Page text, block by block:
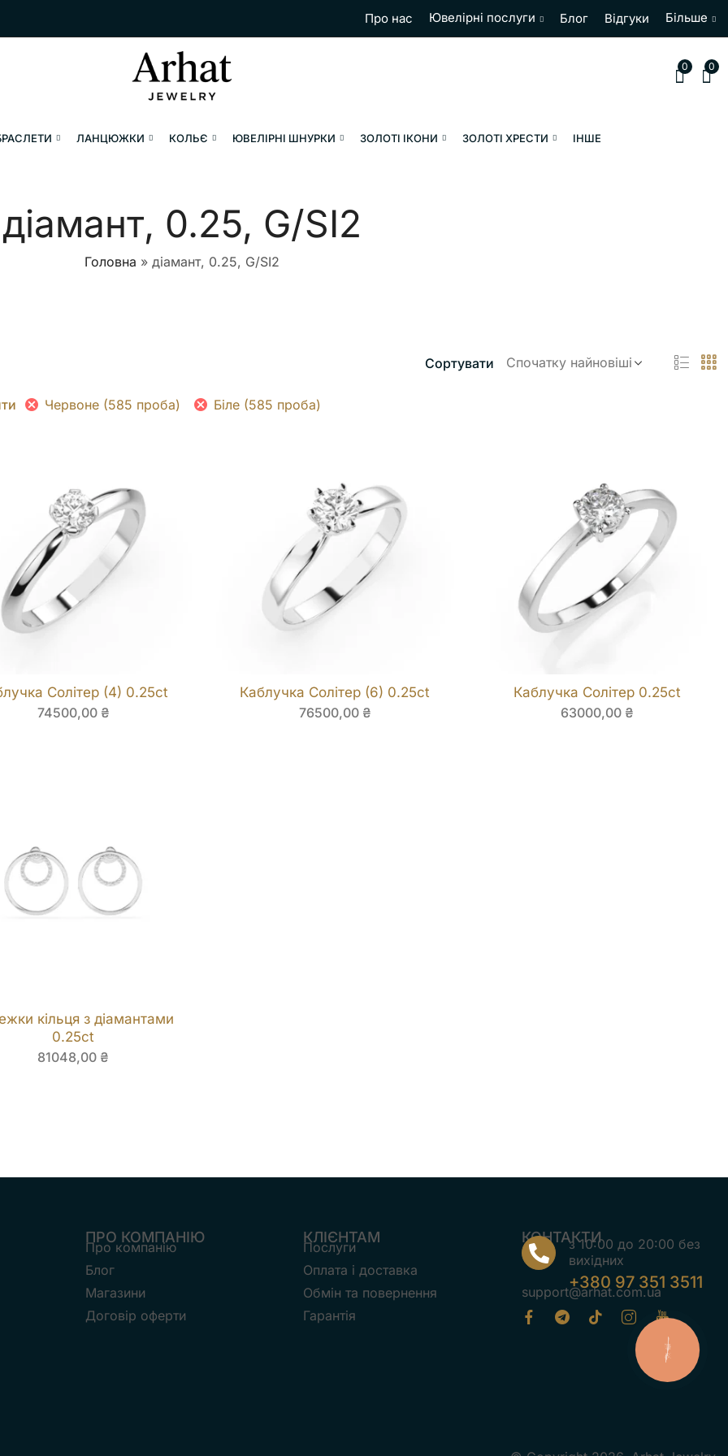
Про нас Ювелірні послуги Блог Відгуки Більше
0 0
ЛАНЦЮЖКИ КОЛЬЄ ЮВЕЛІРНІ ШНУРКИ ЗОЛОТІ ІКОНИ ЗОЛОТІ ХРЕСТИ ІНШЕ
діамант, 0.25, G/SI2
Головна » діамант, 0.25, G/SI2
Сортувати
Червоне (585 проба) Біле (585 проба)
Солітер (4) 0.25ct
74500,00 ₴
Каблучка Солітер (6) 0.25ct
76500,00 ₴
Каблучка Солітер 0.25ct
63000,00 ₴
кільця з діамантами
0.25ct
81048,00 ₴
ПРО КОМПАНІЮ
Про компанію
Блог
Магазини
Договір оферти
КЛІЄНТАМ
Послуги
Оплата і доставка
Обмін та повернення
Гарантія
КОНТАКТИз 10:00 до 20:00 без
вихідних
+380 97 351 3511
support@arhat.com.ua
КНОПКА
ЗВ'ЯЗКУ